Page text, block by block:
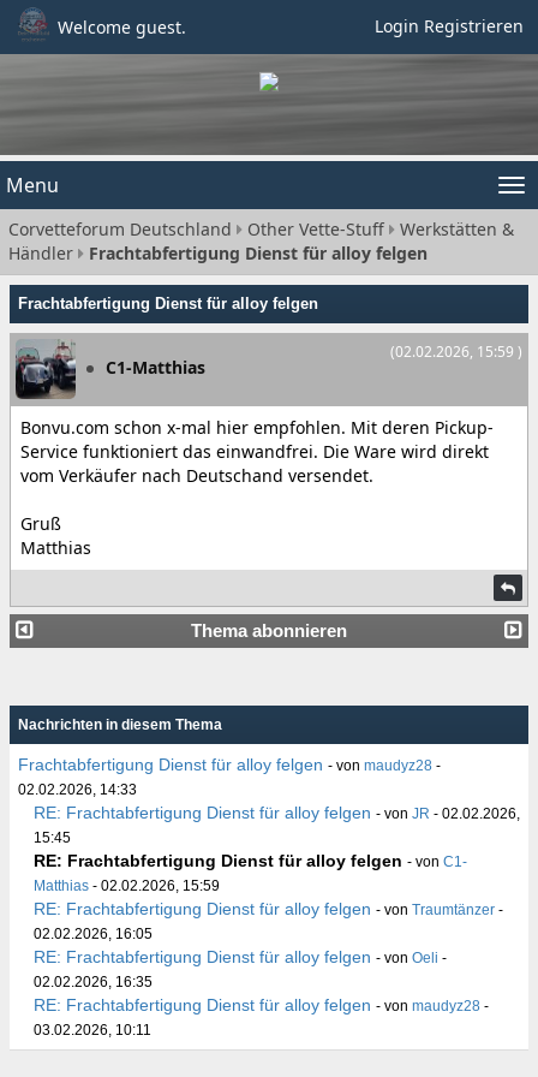
Welcome guest. Login Registrieren
Menu
Corvetteforum Deutschland Other Vette-Stuff
Werkstätten &
Händler
Frachtabfertigung Dienst für alloy felgen
Frachtabfertigung Dienst für alloy felgen
(02.02.2026, 15:59 )
C1-Matthias
Bonvu.com schon x-mal hier empfohlen. Mit deren Pickup-
Service funktioniert das einwandfrei. Die Ware wird direkt
vom Verkäufer nach Deutschand versendet.
Gruß
Matthias
Thema abonnieren
Nachrichten in diesem Thema
Frachtabfertigung Dienst für alloy felgen - von maudyz28 -
02.02.2026, 14:33
RE: Frachtabfertigung Dienst für alloy felgen - von JR - 02.02.2026,
15:45
RE: Frachtabfertigung Dienst für alloy felgen - von C1-
Matthias - 02.02.2026, 15:59
RE: Frachtabfertigung Dienst für alloy felgen - von Traumtänzer -
02.02.2026, 16:05
RE: Frachtabfertigung Dienst für alloy felgen - von Oeli -
02.02.2026, 16:35
RE: Frachtabfertigung Dienst für alloy felgen - von maudyz28 -
03.02.2026, 10:11